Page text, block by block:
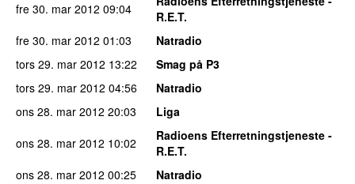
fre 30. mar 2012 09:04
R.E.T.
fre 30. mar 2012 01:03
Natradio
tors 29. mar 2012 13:22
Smag på P3
tors 29. mar 2012 04:56
Natradio
ons 28. mar 2012 20:03
Liga
ons 28. mar 2012 10:02
Radioens Efterretningstjeneste -
R.E.T.
ons 28. mar 2012 00:25
Natradio